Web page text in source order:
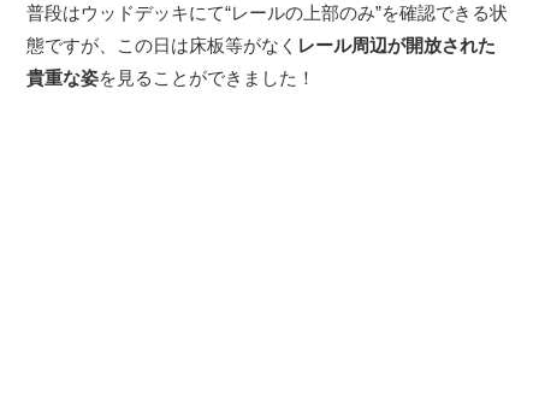
普段はウッドデッキにて“レールの上部のみ”を確認できる状
態ですが、この日は床板等がなく レール周辺が開放された
貴重な姿を見ることができました！